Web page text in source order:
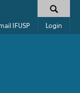
IFUSP Login